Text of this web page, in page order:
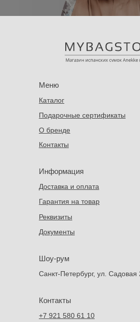
+7 921 580 61 10
Санкт-Петербург, ул. Садовая
Доставка и оплата
Гарантия на товар
Реквизиты
Документы
Каталог
Подарочные сертификаты
О бренде
Контакты
Меню
Контакты
Шоу-рум
Информация